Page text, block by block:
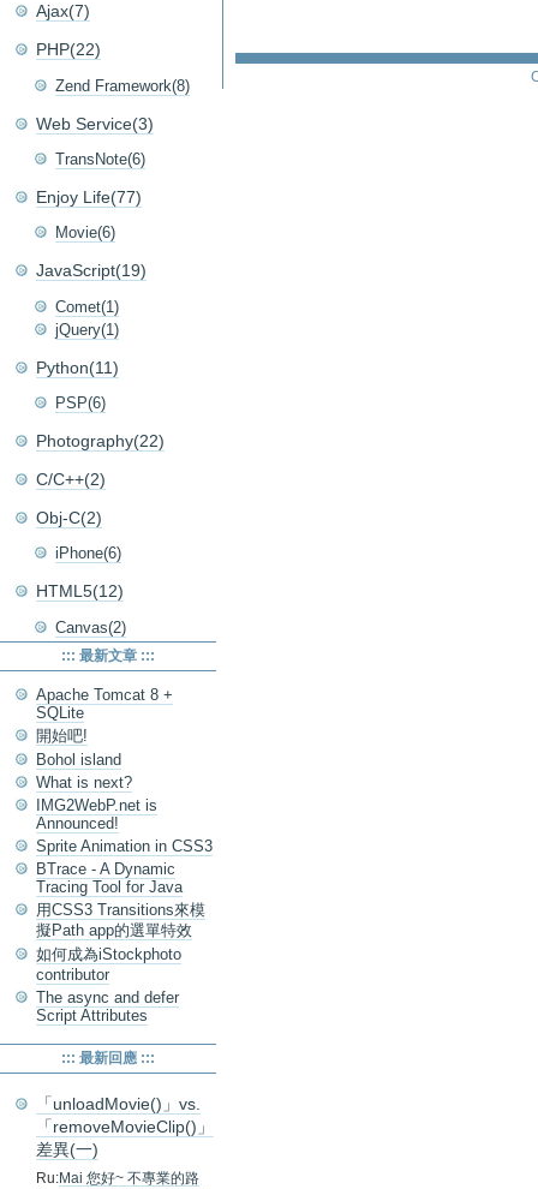
Ajax(7)
PHP(22)
Zend Framework(8)
Web Service(3)
TransNote(6)
Enjoy Life(77)
Movie(6)
JavaScript(19)
Comet(1)
jQuery(1)
Python(11)
PSP(6)
Photography(22)
C/C++(2)
Obj-C(2)
iPhone(6)
HTML5(12)
Canvas(2)
::: 最新文章 :::
Apache Tomcat 8 +
SQLite
開始吧!
Bohol island
What is next?
IMG2WebP.net is
Announced!
Sprite Animation in CSS3
BTrace - A Dynamic
Tracing Tool for Java
用CSS3 Transitions來模
擬Path app的選單特效
如何成為iStockphoto
contributor
The async and defer
Script Attributes
::: 最新回應 :::
「unloadMovie()」vs.
「removeMovieClip()」
差異(一)
Ru:Mai 您好~ 不專業的路